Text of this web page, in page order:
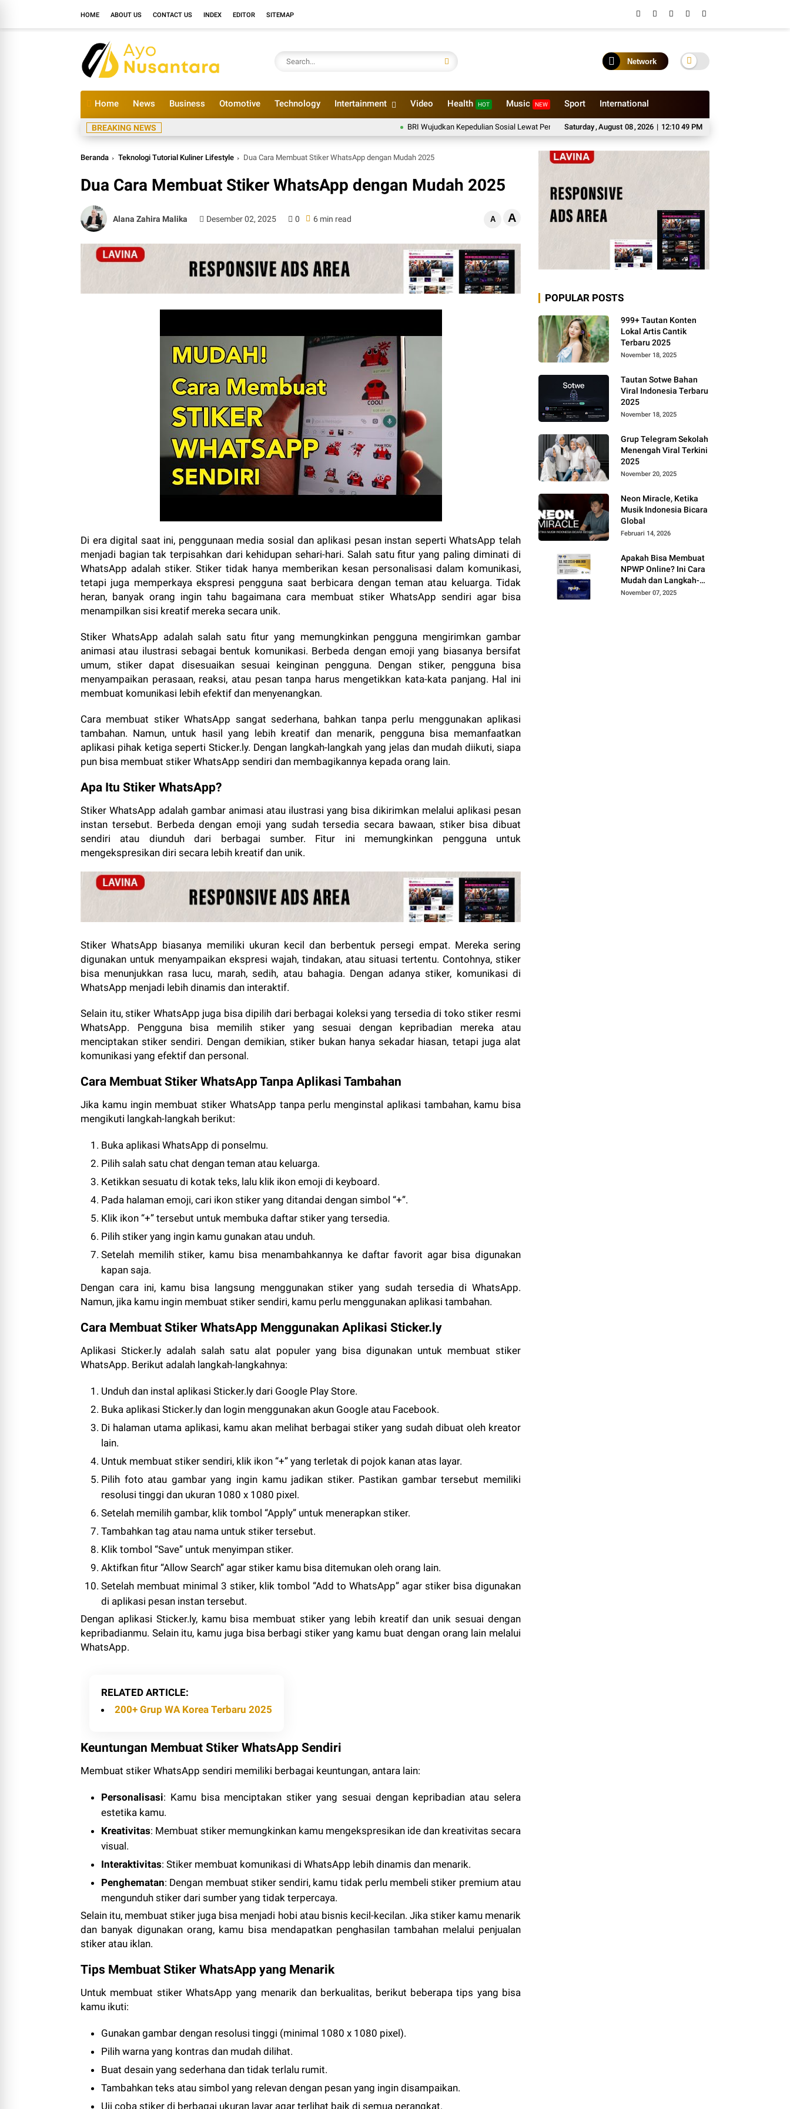
HOME ABOUT US CONTACT US INDEX EDITOR SITEMAP
Network
Home News Business Otomotive Technology Intertainment Video Health HOT Music NEW Sport International
Saturday,August 08,2026 | 12:10 50 PM
BREAKING NEWS BRI Wujudkan Kepedulian Sosial Lewat Penyaluran Paket Sembako di Kabupaten Probolinggo
Beranda Teknologi Tutorial Kuliner Lifestyle Dua Cara Membuat Stiker WhatsApp dengan Mudah 2025
Dua Cara Membuat Stiker WhatsApp dengan Mudah 2025
Alana Zahira Malika Desember 02, 2025 0 6 min read A A
Di era digital saat ini, penggunaan media sosial dan aplikasi pesan instan seperti WhatsApp telah
menjadi bagian tak terpisahkan dari kehidupan sehari-hari. Salah satu fitur yang paling diminati di
WhatsApp adalah stiker. Stiker tidak hanya memberikan kesan personalisasi dalam komunikasi,
tetapi juga memperkaya ekspresi pengguna saat berbicara dengan teman atau keluarga. Tidak
heran, banyak orang ingin tahu bagaimana cara membuat stiker WhatsApp sendiri agar bisa
menampilkan sisi kreatif mereka secara unik.
Stiker WhatsApp adalah salah satu fitur yang memungkinkan pengguna mengirimkan gambar
animasi atau ilustrasi sebagai bentuk komunikasi. Berbeda dengan emoji yang biasanya bersifat
umum, stiker dapat disesuaikan sesuai keinginan pengguna. Dengan stiker, pengguna bisa
menyampaikan perasaan, reaksi, atau pesan tanpa harus mengetikkan kata-kata panjang. Hal ini
membuat komunikasi lebih efektif dan menyenangkan.
Cara membuat stiker WhatsApp sangat sederhana, bahkan tanpa perlu menggunakan aplikasi
tambahan. Namun, untuk hasil yang lebih kreatif dan menarik, pengguna bisa memanfaatkan
aplikasi pihak ketiga seperti Sticker.ly. Dengan langkah-langkah yang jelas dan mudah diikuti, siapa
pun bisa membuat stiker WhatsApp sendiri dan membagikannya kepada orang lain.
Apa Itu Stiker WhatsApp?
Stiker WhatsApp adalah gambar animasi atau ilustrasi yang bisa dikirimkan melalui aplikasi pesan
instan tersebut. Berbeda dengan emoji yang sudah tersedia secara bawaan, stiker bisa dibuat
sendiri atau diunduh dari berbagai sumber. Fitur ini memungkinkan pengguna untuk
mengekspresikan diri secara lebih kreatif dan unik.
Stiker WhatsApp biasanya memiliki ukuran kecil dan berbentuk persegi empat. Mereka sering
digunakan untuk menyampaikan ekspresi wajah, tindakan, atau situasi tertentu. Contohnya, stiker
bisa menunjukkan rasa lucu, marah, sedih, atau bahagia. Dengan adanya stiker, komunikasi di
WhatsApp menjadi lebih dinamis dan interaktif.
Selain itu, stiker WhatsApp juga bisa dipilih dari berbagai koleksi yang tersedia di toko stiker resmi
WhatsApp. Pengguna bisa memilih stiker yang sesuai dengan kepribadian mereka atau
menciptakan stiker sendiri. Dengan demikian, stiker bukan hanya sekadar hiasan, tetapi juga alat
komunikasi yang efektif dan personal.
Cara Membuat Stiker WhatsApp Tanpa Aplikasi Tambahan
Jika kamu ingin membuat stiker WhatsApp tanpa perlu menginstal aplikasi tambahan, kamu bisa
mengikuti langkah-langkah berikut:
Buka aplikasi WhatsApp di ponselmu.
Pilih salah satu chat dengan teman atau keluarga.
Ketikkan sesuatu di kotak teks, lalu klik ikon emoji di keyboard.
Pada halaman emoji, cari ikon stiker yang ditandai dengan simbol “+”.
Klik ikon “+” tersebut untuk membuka daftar stiker yang tersedia.
Pilih stiker yang ingin kamu gunakan atau unduh.
Setelah memilih stiker, kamu bisa menambahkannya ke daftar favorit agar bisa digunakan
kapan saja.
Dengan cara ini, kamu bisa langsung menggunakan stiker yang sudah tersedia di WhatsApp.
Namun, jika kamu ingin membuat stiker sendiri, kamu perlu menggunakan aplikasi tambahan.
Cara Membuat Stiker WhatsApp Menggunakan Aplikasi Sticker.ly
Aplikasi Sticker.ly adalah salah satu alat populer yang bisa digunakan untuk membuat stiker
WhatsApp. Berikut adalah langkah-langkahnya:
Unduh dan instal aplikasi Sticker.ly dari Google Play Store.
Buka aplikasi Sticker.ly dan login menggunakan akun Google atau Facebook.
Di halaman utama aplikasi, kamu akan melihat berbagai stiker yang sudah dibuat oleh kreator
lain.
Untuk membuat stiker sendiri, klik ikon “+” yang terletak di pojok kanan atas layar.
Pilih foto atau gambar yang ingin kamu jadikan stiker. Pastikan gambar tersebut memiliki
resolusi tinggi dan ukuran 1080 x 1080 pixel.
Setelah memilih gambar, klik tombol “Apply” untuk menerapkan stiker.
Tambahkan tag atau nama untuk stiker tersebut.
Klik tombol “Save” untuk menyimpan stiker.
Aktifkan fitur “Allow Search” agar stiker kamu bisa ditemukan oleh orang lain.
Setelah membuat minimal 3 stiker, klik tombol “Add to WhatsApp” agar stiker bisa digunakan
di aplikasi pesan instan tersebut.
Dengan aplikasi Sticker.ly, kamu bisa membuat stiker yang lebih kreatif dan unik sesuai dengan
kepribadianmu. Selain itu, kamu juga bisa berbagi stiker yang kamu buat dengan orang lain melalui
WhatsApp.
RELATED ARTICLE
200+ Grup WA Korea Terbaru 2025
Keuntungan Membuat Stiker WhatsApp Sendiri
Membuat stiker WhatsApp sendiri memiliki berbagai keuntungan, antara lain:
Personalisasi: Kamu bisa menciptakan stiker yang sesuai dengan kepribadian atau selera
estetika kamu.
Kreativitas: Membuat stiker memungkinkan kamu mengekspresikan ide dan kreativitas secara
visual.
Interaktivitas: Stiker membuat komunikasi di WhatsApp lebih dinamis dan menarik.
Penghematan: Dengan membuat stiker sendiri, kamu tidak perlu membeli stiker premium atau
mengunduh stiker dari sumber yang tidak terpercaya.
Selain itu, membuat stiker juga bisa menjadi hobi atau bisnis kecil-kecilan. Jika stiker kamu menarik
dan banyak digunakan orang, kamu bisa mendapatkan penghasilan tambahan melalui penjualan
stiker atau iklan.
Tips Membuat Stiker WhatsApp yang Menarik
Untuk membuat stiker WhatsApp yang menarik dan berkualitas, berikut beberapa tips yang bisa
kamu ikuti:
Gunakan gambar dengan resolusi tinggi (minimal 1080 x 1080 pixel).
Pilih warna yang kontras dan mudah dilihat.
Buat desain yang sederhana dan tidak terlalu rumit.
Tambahkan teks atau simbol yang relevan dengan pesan yang ingin disampaikan.
Uji coba stiker di berbagai ukuran layar agar terlihat baik di semua perangkat.
POPULAR POSTS
999+ Tautan Konten
Lokal Artis Cantik
Terbaru 2025
November 18, 2025
Tautan Sotwe Bahan
Viral Indonesia Terbaru
2025
November 18, 2025
Grup Telegram Sekolah
Menengah Viral Terkini
2025
November 20, 2025
Neon Miracle, Ketika
Musik Indonesia Bicara
Global
Februari 14, 2026
Apakah Bisa Membuat
NPWP Online? Ini Cara
Mudah dan Langkah-
Langkahnya
November 07, 2025